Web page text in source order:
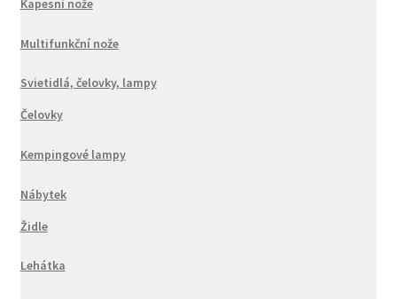
Kapesní nože
Multifunkční nože
Svietidlá, čelovky, lampy
Čelovky
Kempingové lampy
Nábytek
Židle
Lehátka